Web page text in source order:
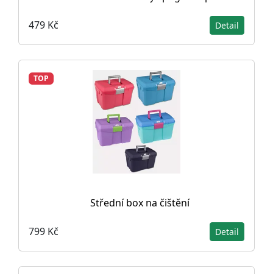
479 Kč Detail
TOP
Střední box na čištění
799 Kč Detail